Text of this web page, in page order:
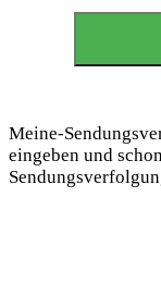
Meine-
eingeben und